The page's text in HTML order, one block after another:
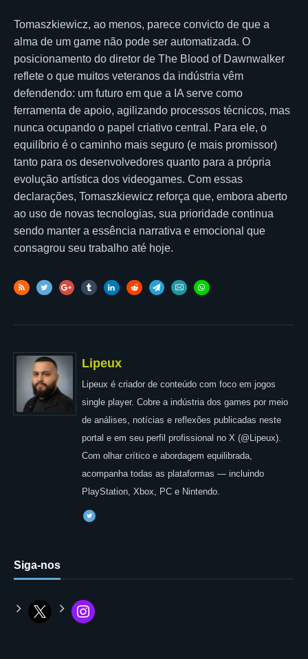
Tomaszkiewicz, ao menos, parece convicto de que a
alma de um game não pode ser automatizada. O
posicionamento do diretor de The Blood of Dawnwalker
reflete o que muitos veteranos da indústria vêm
defendendo: um futuro em que a IA serve como
ferramenta de apoio, agilizando processos técnicos, mas
nunca ocupando o papel criativo central. Para ele, o
equilíbrio é o caminho mais seguro (e mais promissor)
tanto para os desenvolvedores quanto para a própria
evolução artística dos videogames. Com essas
declarações, Tomaszkiewicz reforça que, embora aberto
ao uso de novas tecnologias, sua prioridade continua
sendo manter a essência narrativa e emocional que
consagrou seu trabalho até hoje.
Lipeux
Lipeux é criador de conteúdo com foco em jogos
single player. Cobre a indústria dos games por meio
de análises, notícias e reflexões publicadas neste
portal e em seu perfil profissional no X (@Lipeux).
Com olhar crítico e abordagem equilibrada,
acompanha todas as plataformas — incluindo
PlayStation, Xbox, PC e Nintendo.
Siga-nos